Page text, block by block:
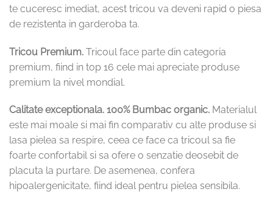
te cuceresc imediat, acest tricou va deveni rapid o piesa
de rezistenta in garderoba ta.
Tricou Premium. Tricoul face parte din categoria
premium, fiind in top 16 cele mai apreciate produse
premium la nivel mondial.
Calitate exceptionala. 100% Bumbac organic. Materialul
este mai moale si mai fin comparativ cu alte produse si
lasa pielea sa respire, ceea ce face ca tricoul sa fie
foarte confortabil si sa ofere o senzatie deosebit de
placuta la purtare. De asemenea, confera
hipoalergenicitate, fiind ideal pentru pielea sensibila.